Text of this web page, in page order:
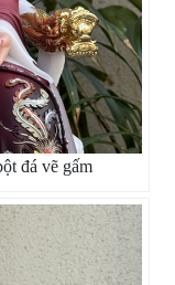
đá vẽ gấm